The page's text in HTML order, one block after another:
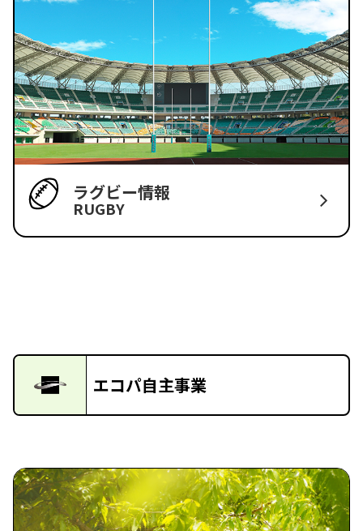
ラグビー情報
RUGBY
エコパ自主事業